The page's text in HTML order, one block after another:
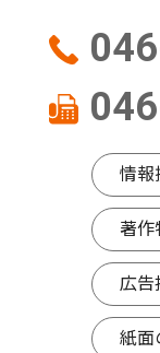
情報
著作
広告
紙面